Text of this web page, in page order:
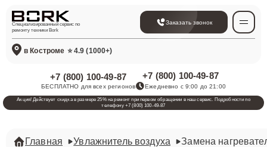
Специализированный сервис по
ремонту техники Bork
Заказать звонок
в Костроме ⭐ 4.9 (1000+)
+7 (800) 100-49-87
БЕСПЛАТНО для всех регионов
+7 (800) 100-49-87
Ежедневно с 9:00 до 21:00
Акция! Действует скидка в размере 25% на ремонт при первом обращении в наш сервис. Подробности по
телефону +7 (800) 100-49-87
Главная Увлажнитель воздуха Замена